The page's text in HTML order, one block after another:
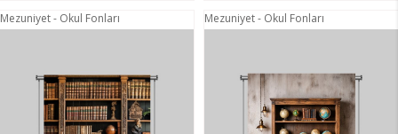
Mezuniyet - Okul Fonları Mezuniyet - Okul Fonları